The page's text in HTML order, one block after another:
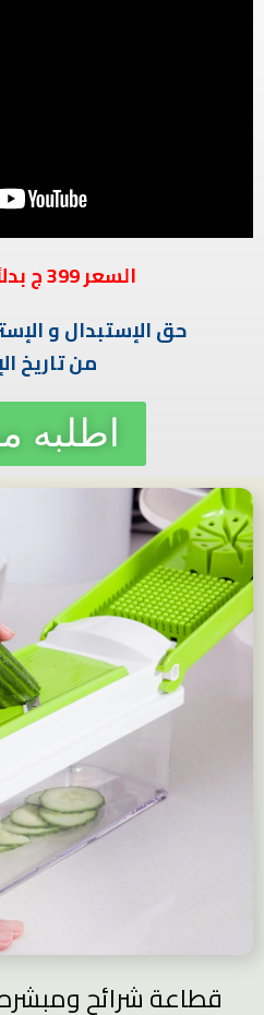
السعر 399 ج بدلاً من
حق الإستبدال و
من تاريخ
اطلبه
قطاعة شرائح ومبشره